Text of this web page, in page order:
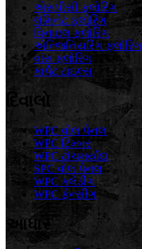
એસપીસી ફ્લોરિંગ
લેમિનેટ ફ્લોરિંગ
વિનાઇલ ફ્લોરિંગ
એન્જિનિયરિંગ ફ્લોરિંગ
વાંસ ફ્લોરિંગ
કાર્પેટ ટાઇલ્સ
દિવાલો
WPC વોલ પેનલ
WPC ટિમ્બર
WPC ટોચમર્યાદા
SPC વોલ પેનલ
WPC ક્લેડીંગ
WPC ફેન્સીંગ
આધાર